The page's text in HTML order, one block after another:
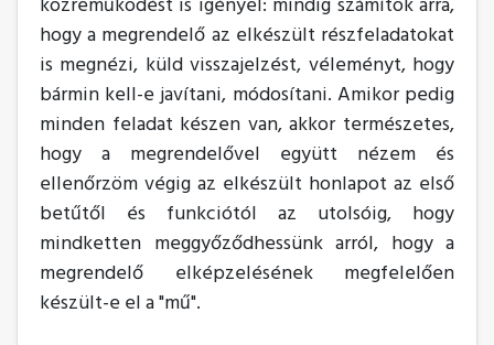
hogy a megrendelő az elkészült részfeladatokat
is megnézi, küld visszajelzést, véleményt, hogy
bármin kell-e javítani, módosítani. Amikor pedig
minden feladat készen van, akkor természetes,
hogy a megrendelővel együtt nézem és
ellenőrzöm végig az elkészült honlapot az első
betűtől és funkciótól az utolsóig, hogy
mindketten meggyőződhessünk arról, hogy a
megrendelő elképzelésének megfelelően
készült-e el a "mű".